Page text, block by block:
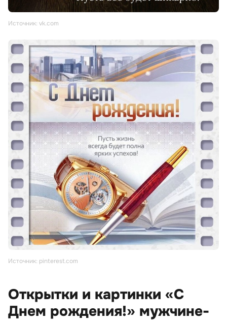
Источник: vk.com
Источник: pinterest.com
Открытки и картинки «С
Днем рождения!» мужчине-